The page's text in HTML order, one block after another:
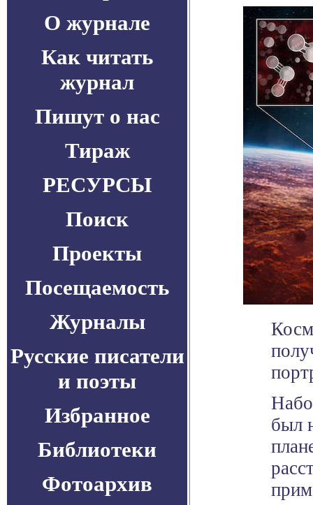
О журнале
Как читать
журнал
Пишут о нас
Тираж
РЕСУРСЫ
Поиск
Проекты
Посещаемость
Журналы
Русские писатели
и поэты
Избранное
Библиотеки
Фотоархив
был